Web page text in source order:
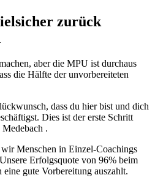
zurück
aber die MPU ist durchaus
die Hälfte der unvorbereiteten
dass du hier bist und dich
Dies ist der erste Schritt
.
wir Menschen in Einzel-Coachings
Erfolgsquote von 96% beim
eine gute Vorbereitung auszahlt.